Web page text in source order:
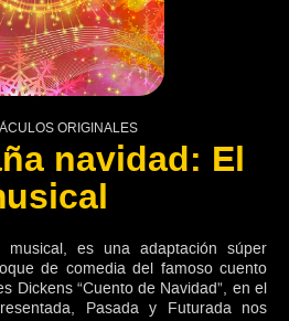
ORIGINALES
navidad: El
es una adaptación súper
de comedia del famoso cuento
Dickens “Cuento de Navidad”, en el
Pasada y Futurada nos